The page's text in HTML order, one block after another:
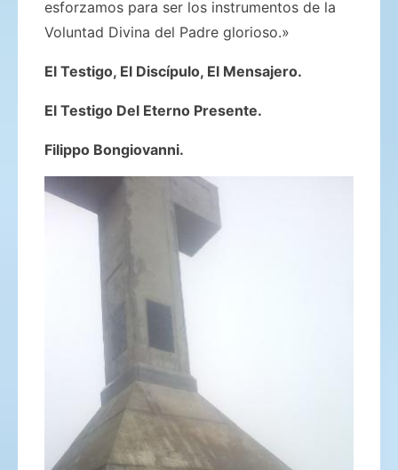
esforzamos para ser los instrumentos de la
Voluntad Divina del Padre glorioso.»
El Testigo, El Discípulo, El Mensajero.
El Testigo Del Eterno Presente.
Filippo Bongiovanni.